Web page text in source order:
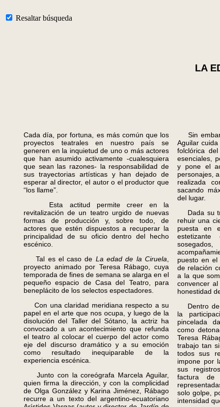
Resaltar búsqueda
LA
Cada día, por fortuna, es más común que los
proyectos teatrales en nuestro país se
generen en la inquietud de uno o más actores
que han asumido activamente -cualesquiera
que sean las razones- la responsabilidad de
sus trayectorias artísticas y han dejado de
esperar al director, el autor o el productor que
“los llame”.
Esta actitud permite creer en la
revitalización de un teatro urgido de nuevas
formas de producción y, sobre todo, de
actores que estén dispuestos a recuperar la
principalidad de su oficio dentro del hecho
escénico.
Tal es el caso de La edad de la Ciruela
proyecto animado por Teresa Rábago, cuya
temporada de fines de semana se alarga en el
pequeño espacio de Casa del Teatro, para
beneplácito de los selectos espectadores.
Con una claridad meridiana respecto a su
papel en el arte que nos ocupa, y luego de la
disolución del Taller del Sótano, la actriz ha
convocado a un acontecimiento que refunda
el teatro al colocar el cuerpo del actor como
eje del discurso dramático y a su emoción
como resultado inequiparable de la
experiencia escénica.
Junto con la coreógrafa Marcela Aguilar,
quien firma la dirección, y con la complicidad
de Olga González y Karina Jiménez, Rábago
recurre a un texto del argentino-ecuatoriano
Sin
Aguilar
folclórica
esenciales,
y pone el
personajes,
realizada
sacando
del lugar.
Dada su
rehuir una
puesta en
puesto en el
de relación
a la que
convencer
honestidad
Dentro de
la
pincelada
como
Teresa
trabajo tan
todos sus
impone por
sus
factura de
solo golpe,
intensidad